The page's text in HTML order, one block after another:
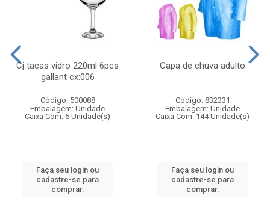
Cj tacas vidro 220ml 6pcs
gallant cx:006
Código: 500088
Embalagem: Unidade
Caixa Com: 6 Unidade(s)
Faça seu login ou
cadastre-se para
comprar.
Capa de chuva adulto
Código: 832331
Embalagem: Unidade
Caixa Com: 144 Unidade(s)
Faça seu login ou
cadastre-se para
comprar.